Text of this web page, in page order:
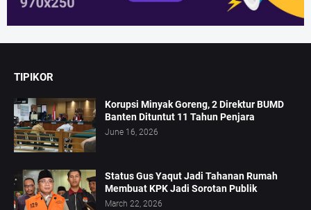
TIPIKOR
Korupsi Minyak Goreng, 2 Direktur BUMD
Banten Dituntut 11 Tahun Penjara
June 16, 2026
Status Gus Yaqut Jadi Tahanan Rumah
Membuat KPK Jadi Sorotan Publik
March 22, 2026